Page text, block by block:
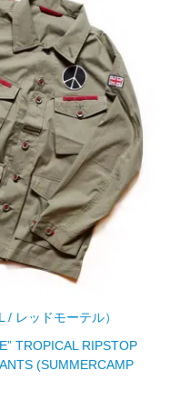
レッドモーテル）
TROPICAL RIPSTOP
(SUMMERCAMP